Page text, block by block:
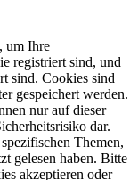
um Ihre
registriert sind, und
sind. Cookies sind
gespeichert werden.
nur auf dieser
dar.
Themen,
gelesen haben. Bitte
akzeptieren oder